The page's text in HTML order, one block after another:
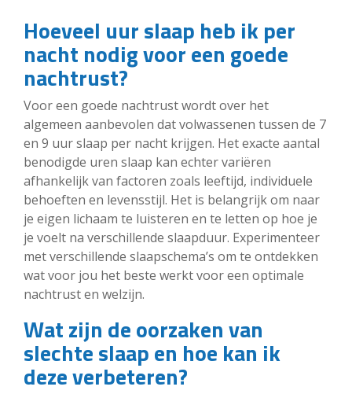
Hoeveel uur slaap heb ik per
nacht nodig voor een goede
nachtrust?
Voor een goede nachtrust wordt over het
algemeen aanbevolen dat volwassenen tussen de 7
en 9 uur slaap per nacht krijgen. Het exacte aantal
benodigde uren slaap kan echter variëren
afhankelijk van factoren zoals leeftijd, individuele
behoeften en levensstijl. Het is belangrijk om naar
je eigen lichaam te luisteren en te letten op hoe je
je voelt na verschillende slaapduur. Experimenteer
met verschillende slaapschema’s om te ontdekken
wat voor jou het beste werkt voor een optimale
nachtrust en welzijn.
Wat zijn de oorzaken van
slechte slaap en hoe kan ik
deze verbeteren?